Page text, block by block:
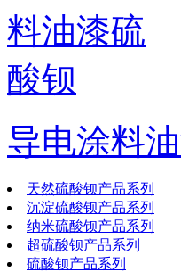
导电涂料
天然硫酸钡产品系列
沉淀硫酸钡产品系列
纳米硫酸钡产品系列
超硫酸钡产品系列
硫酸钡产品系列